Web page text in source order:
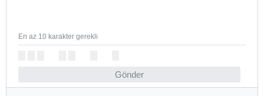
Gönder
En az 10 karakter gerekli